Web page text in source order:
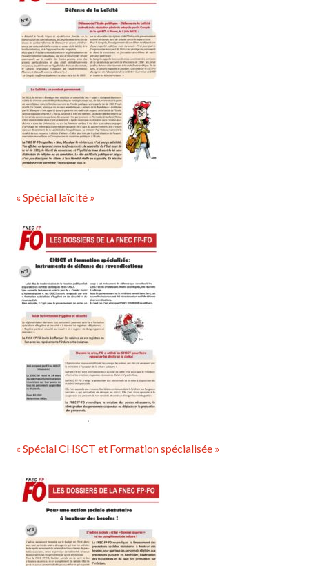
« Spécial laïcité »
« Spécial CHSCT et Formation spécialisée »